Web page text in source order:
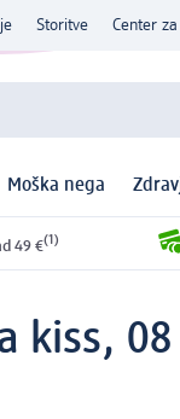
Storitve Center
Moška nega
49 €(1)
kiss,